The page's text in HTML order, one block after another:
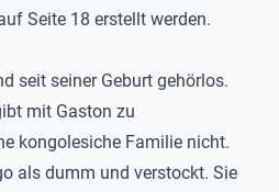
Seite 18 erstellt werden.
seit seiner Geburt gehörlos.
mit Gaston zu
kongolesiche Familie nicht.
als dumm und verstockt. Sie